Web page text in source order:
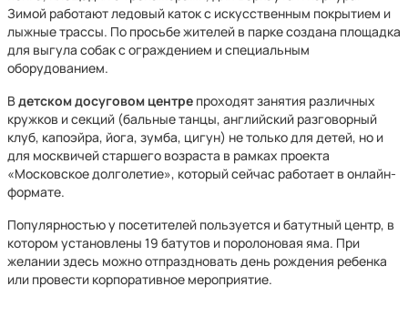
Зимой работают ледовый каток с искусственным покрытием и
лыжные трассы. По просьбе жителей в парке создана площадка
для выгула собак с ограждением и специальным
оборудованием.
Вдетскомдосуговом центре проходят занятия различных
кружков и секций (бальные танцы, английский разговорный
клуб, капоэйра, йога, зумба, цигун) не только для детей, но и
для москвичей старшего возраста в рамках проекта
«Московское долголетие», который сейчас работает в онлайн-
формате.
Популярностью у посетителей пользуется и батутный центр, в
котором установлены 19 батутов и поролоновая яма. При
желании здесь можно отпраздновать день рождения ребенка
или провести корпоративное мероприятие.